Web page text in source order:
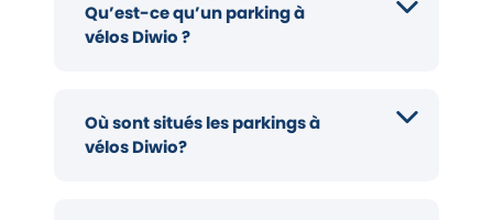
Qu’est-ce qu’un parking à
vélos Diwio ?
Où sont situés les parkings à
vélos Diwio?